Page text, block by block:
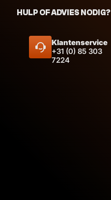
HULP OF ADVIES NODIG?
Klantenservice
+31 (0) 85 303
7224